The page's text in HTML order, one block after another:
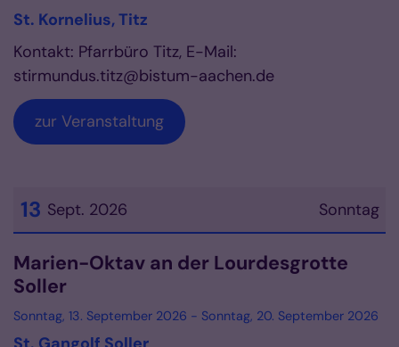
St. Kornelius, Titz
Kontakt: Pfarrbüro Titz, E-Mail:
stirmundus.titz@bistum-aachen.de
zur Veranstaltung
Sonntag
13 Sept. 2026
Datum: 13. September 2026
Marien-Oktav an der Lourdesgrotte
Soller
Sonntag, 13. September 2026 - Sonntag, 20. September 2026